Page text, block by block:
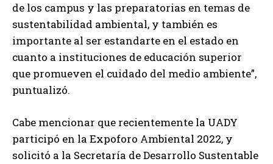
de los campus y las preparatorias en temas de
sustentabilidad ambiental, y también es
importante al ser estandarte en el estado en
cuanto a instituciones de educación superior
que promueven el cuidado del medio ambiente”,
puntualizó.
Cabe mencionar que recientemente la UADY
participó en la Expoforo Ambiental 2022, y
solicitó a la Secretaría de Desarrollo Sustentable